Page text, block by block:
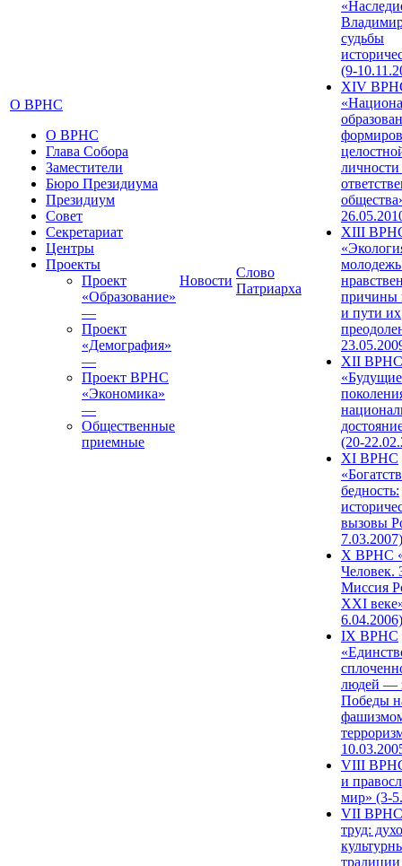
О ВРНС
О ВРНС
Глава Собора
Заместители
Бюро Президиума
Президиум
Совет
Секретариат
Центры
Проекты
Проект
«Образование»
—
Проект
«Демография»
—
Проект ВРНС
«Экономика»
—
Общественные
приемные
Новости
Слово
Патриарха
судьбы
(9-
XIV
XIII
причины
и пути их
XII ВРНС
«Будущие
(20-
XI ВРНС
бедность:
вызовы
7.03.2007)
X ВРНС
Человек.
Миссия
XXI
6.04.2006)
IX ВРНС
людей —
Победы
VIII
и
мир» (3-
VII ВРНС
труд: